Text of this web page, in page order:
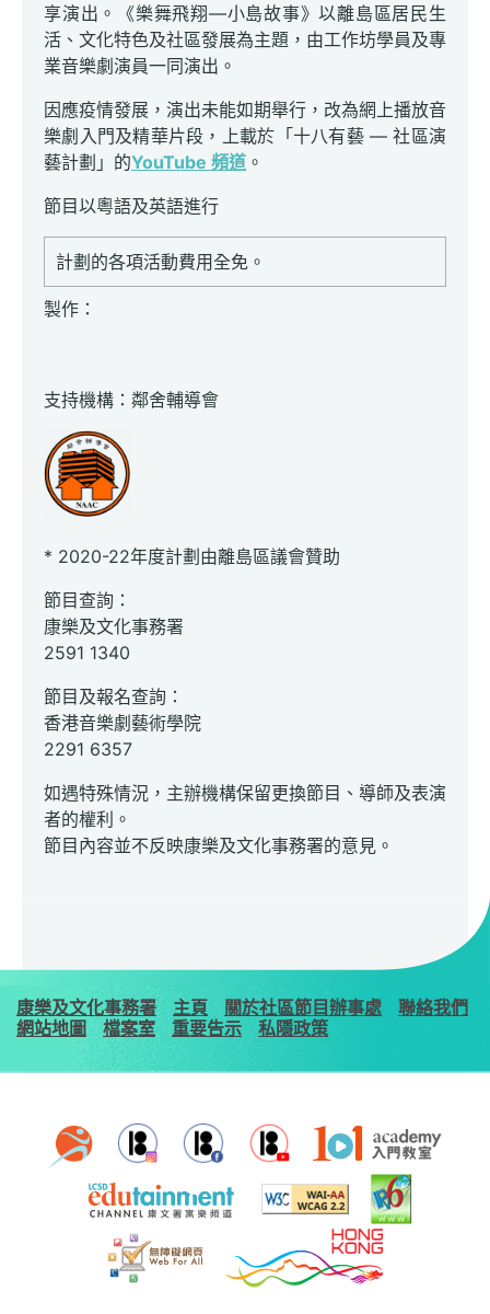
享演出。《樂舞飛翔—小島故事》以離島區居民生
活、文化特色及社區發展為主題，由工作坊學員及專
業音樂劇演員一同演出。
因應疫情發展，演出未能如期舉行，改為網上播放音
樂劇入門及精華片段，上載於「十八有藝 — 社區演
藝計劃」的YouTube 頻道 。
節目以粵語及英語進行
計劃的各項活動費用全免。
製作：
支持機構：鄰舍輔導會
* 2020-22年度計劃由離島區議會贊助
節目查詢：
康樂及文化事務署
2591 1340
節目及報名查詢：
香港音樂劇藝術學院
2291 6357
如遇特殊情況，主辦機構保留更換節目、導師及表演
者的權利。
節目內容並不反映康樂及文化事務署的意見。
康樂及文化事務署 主頁 關於社區節目辦事處
聯絡我們
網站地圖
檔案室 重要告示 私隱政策